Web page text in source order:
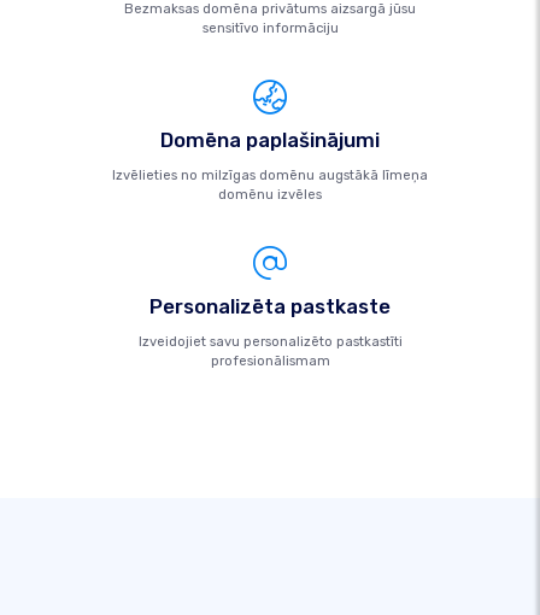
Bezmaksas domēna privātums aizsargā jūsu
sensitīvo informāciju
Domēna paplašinājumi
Izvēlieties no milzīgas domēnu augstākā līmeņa
domēnu izvēles
Personalizēta pastkaste
Izveidojiet savu personalizēto pastkastīti
profesionālismam